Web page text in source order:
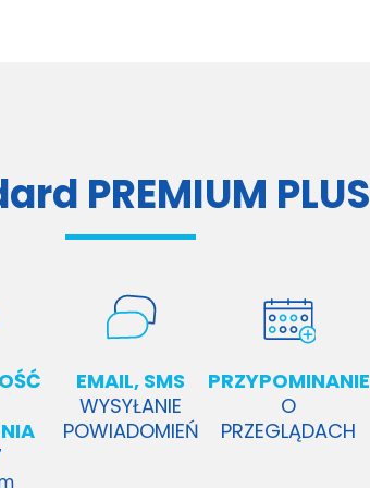
PREMIUM PLUS
EMAIL, SMS
WYSYŁANIE
POWIADOMIEŃ
PRZYPOMINANIE
O
PRZEGLĄDACH